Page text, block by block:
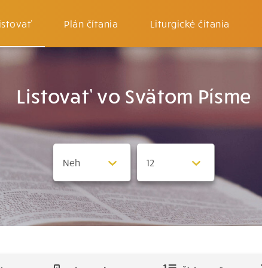
Plán čítania Liturgické čítania
Listovať vo Svätom Písme